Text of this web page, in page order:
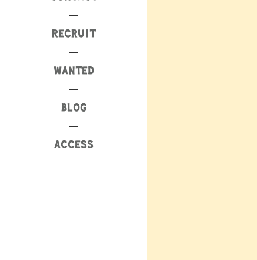
RECRUIT
WANTED
BLOG
ACCESS